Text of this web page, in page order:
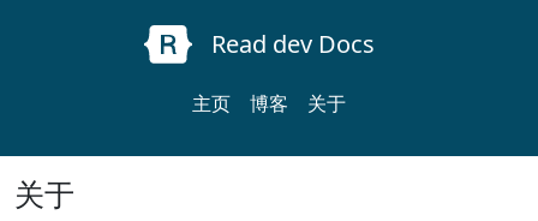
Read dev Docs
主页 博客 关于
关于